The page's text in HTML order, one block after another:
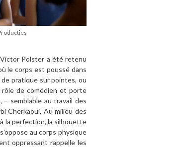
Polster a été retenu
le corps est poussé dans
pratique sur pointes, ou
rôle de comédien et porte
semblable au travail des
Cherkaoui. Au milieu des
la perfection, la silhouette
au corps physique
oppressant rappelle les